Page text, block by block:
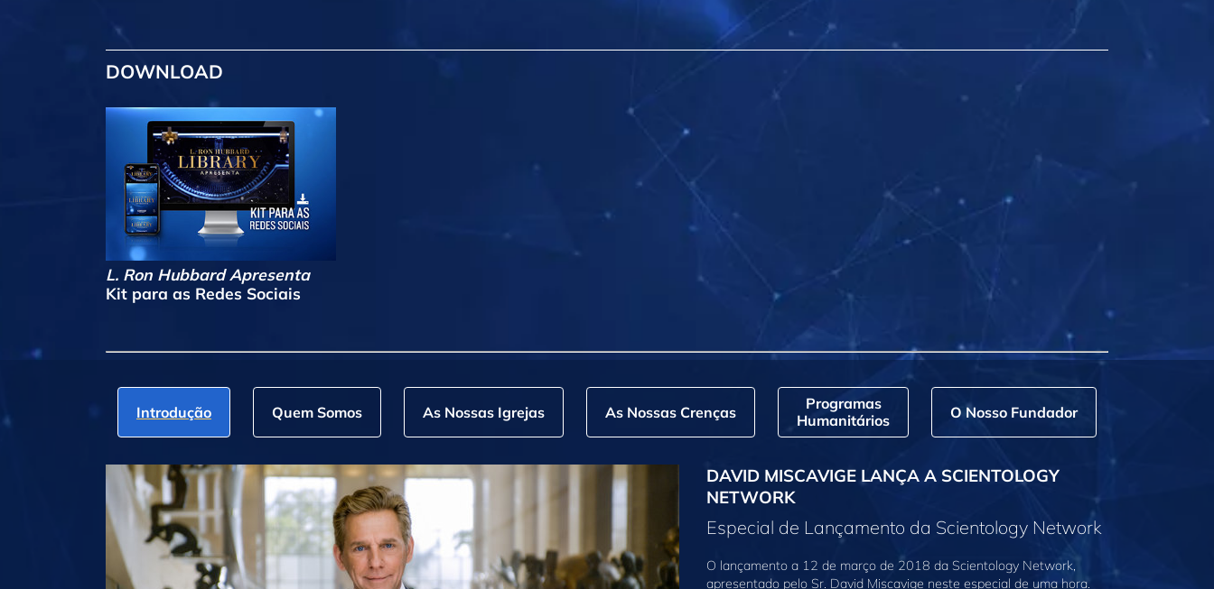
DOWNLOAD
L. Ron Hubbard Apresenta
Kit para as Redes Sociais
Introdução Quem Somos As Nossas Igrejas As Nossas Crenças
Programas
Humanitários
O Nosso Fundador
DAVID MISCAVIGE LANÇA A SCIENTOLOGY
NETWORK
Especial de Lançamento da Scientology Network
O lançamento a 12 de março de 2018 da Scientology Network,
apresentado pelo Sr. David Miscavige neste especial de uma hora.